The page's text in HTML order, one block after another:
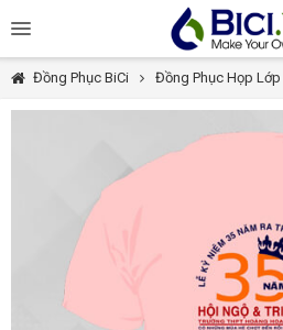
Đồng Phục BiCi Đồng Phục Họp Lớp